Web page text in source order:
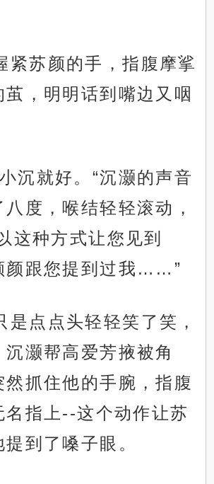
紧苏颜的手，指腹摩挲
，明明话到嘴边又咽
沉就好。“沉灏的声音
八度，喉结轻轻滚动，
这种方式让您见到
颜跟您提到过我……”
是点点头轻轻笑了笑，
灏帮高爱芳掖被角
然抓住他的手腕，指腹
名指上--这个动作让苏
到了嗓子眼。